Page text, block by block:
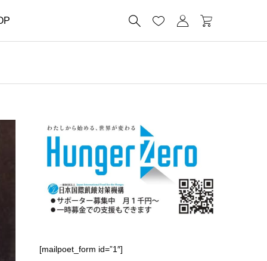
   
[mailpoet_form id=”1″]